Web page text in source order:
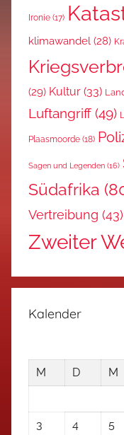
Ironie (17)
klimawandel (28)
(29) Kultur (33)
Luftangriff (49)
Plaasmoorde (18)
Sagen und Legenden (16)
Südafrika
Vertreibung (43)
Zweiter
Kalender
M
D M
3
4 5